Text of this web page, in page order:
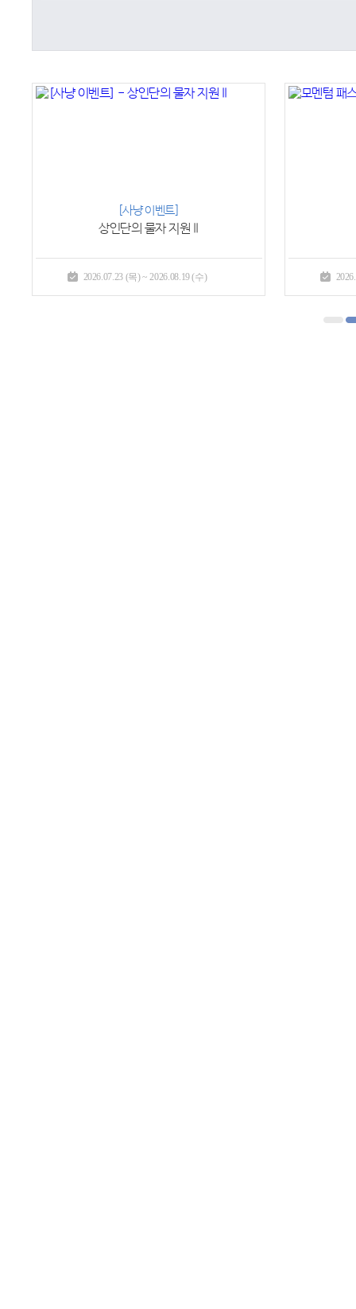
[사냥 이벤트]
상인단의 물자 지원 II
2026.07.23 (목) ~ 2026.08.19 (수)